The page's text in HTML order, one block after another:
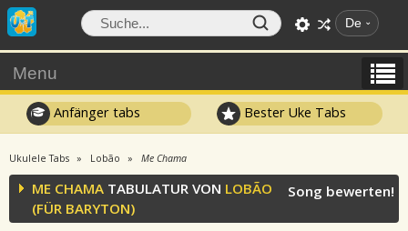
De
Menu
Anfänger tabs Bester Uke Tabs
Ukulele Tabs Lobão Me Chama
ME CHAMA TABULATUR VON LOBÃO
(FÜR BARYTON)
Song bewerten!